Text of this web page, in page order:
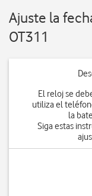
Ajuste la
OT311
El reloj se
utiliza el
la
Siga estas